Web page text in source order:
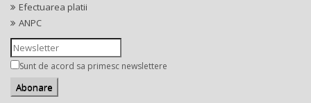
Efectuarea platii
ANPC
Sunt de acord sa primesc newslettere